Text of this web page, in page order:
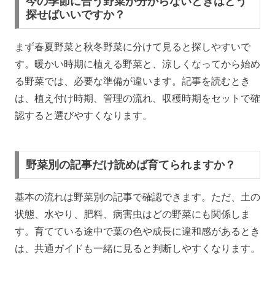
探せばいいですか？
まず春夏野菜と秋冬野菜に分けて見ると探しやすいで
す。暖かい時期に植える野菜と、涼しくなってから始め
る野菜では、必要な準備が違います。記事を読むとき
は、植え付け時期、管理の流れ、収穫時期をセットで確
認すると選びやすくなります。
野菜別の記事だけ読めば育てられますか？
基本の流れは野菜別の記事で確認できます。ただ、土の
状態、水やり、肥料、病害虫はどの野菜にも関係しま
す。育てている途中で葉の色や成長に違和感があるとき
は、共通ガイドも一緒に見ると判断しやすくなります。